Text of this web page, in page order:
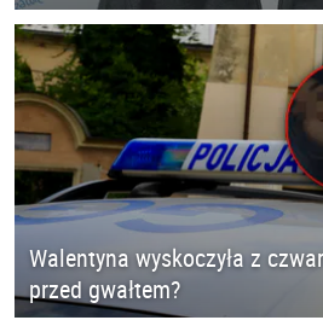
Walentyna wyskoczyła z
przed gwałtem?